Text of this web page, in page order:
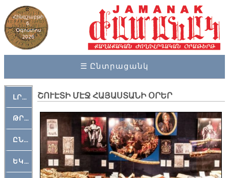
Հինգշաբթի
6,
Օգոստոս
2026
☰ Ընտրացանկ
ԼՐԱՀՈՍ
ԹՐՔԱՀԱՅ ԿԵԱՆՔ
ԸՆԿԵՐԱՄՇԱԿՈՒԹԱՅԻՆ
ԵԿԵՂԵՑԱԿԱՆ
ՇՈՒԷՏԻ ՄԷՋ ՀԱՅԱՍՏԱՆԻ ՕՐԵՐ